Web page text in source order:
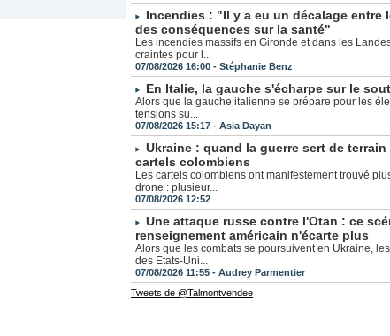
Incendies : "Il y a eu un décalage entre
des conséquences sur la santé"
Les incendies massifs en Gironde et dans les
craintes pour l...
07/08/2026 16:00 -Stéphanie Benz
En Italie, la gauche s'écharpe sur le
Alors que la gauche italienne se prépare pour les
tensions su...
07/08/2026 15:17 -Asia Dayan
Ukraine : quand la guerre sert de
cartels colombiens
Les cartels colombiens ont manifestement trouvé
drone : plusieur...
07/08/2026 12:52
Une attaque russe contre l'Otan : ce
renseignement américain n'écarte plus
Alors que les combats se poursuivent en Ukraine,
des Etats-Uni...
07/08/2026 11:55 -Audrey Parmentier
Tweets de @Talmontvendee